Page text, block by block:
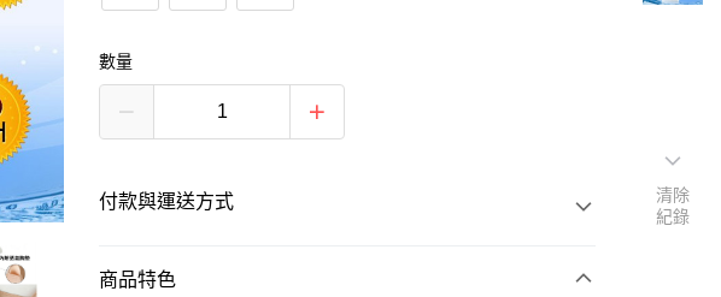
數量
付款與運送方式
付款方式
商品特色
清除
紀錄